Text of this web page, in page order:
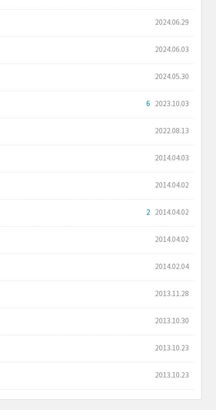
2024.06.29
2024.06.03
2024.05.30
6 2023.10.03
2022.08.13
2014.04.03
2014.04.02
2 2014.04.02
2014.04.02
2014.02.04
2013.11.28
2013.10.30
2013.10.23
2013.10.23